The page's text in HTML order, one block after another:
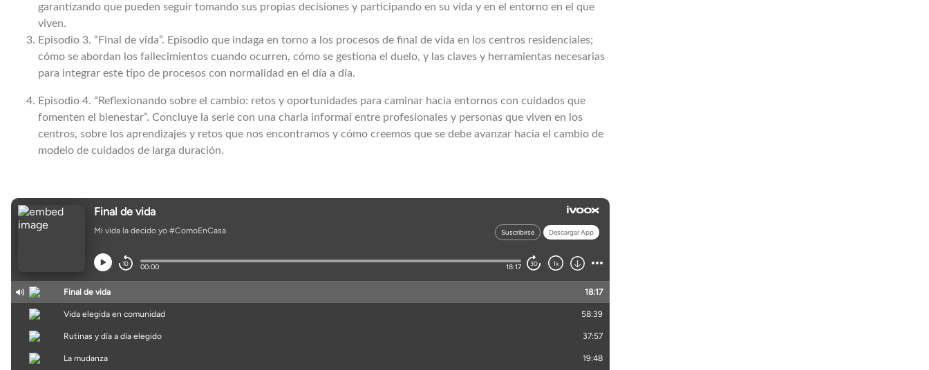
garantizando que pueden seguir tomando sus propias decisiones y participando en su vida y en el entorno en el que
viven.
Episodio 3. “Final de vida”. Episodio que indaga en torno a los procesos de final de vida en los centros residenciales;
cómo se abordan los fallecimientos cuando ocurren, cómo se gestiona el duelo, y las claves y herramientas necesarias
para integrar este tipo de procesos con normalidad en el día a día.
Episodio 4. “Reflexionando sobre el cambio: retos y oportunidades para caminar hacia entornos con cuidados que
fomenten el bienestar”. Concluye la serie con una charla informal entre profesionales y personas que viven en los
centros, sobre los aprendizajes y retos que nos encontramos y cómo creemos que se debe avanzar hacia el cambio de
modelo de cuidados de larga duración.